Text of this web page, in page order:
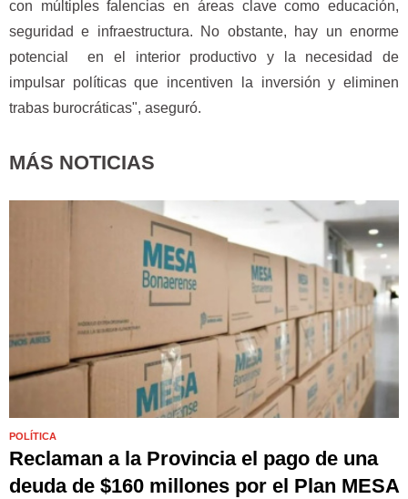
con múltiples falencias en áreas clave como educación,
seguridad e infraestructura. No obstante, hay un enorme
potencial en el interior productivo y la necesidad de
impulsar políticas que incentiven la inversión y eliminen
trabas burocráticas", aseguró.
MÁS NOTICIAS
POLÍTICA
Reclaman a la Provincia el pago de una
deuda de $160 millones por el Plan MESA